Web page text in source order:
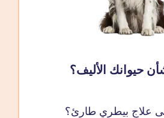
حيوانك الأليف؟
علاج بيطري طارئ؟